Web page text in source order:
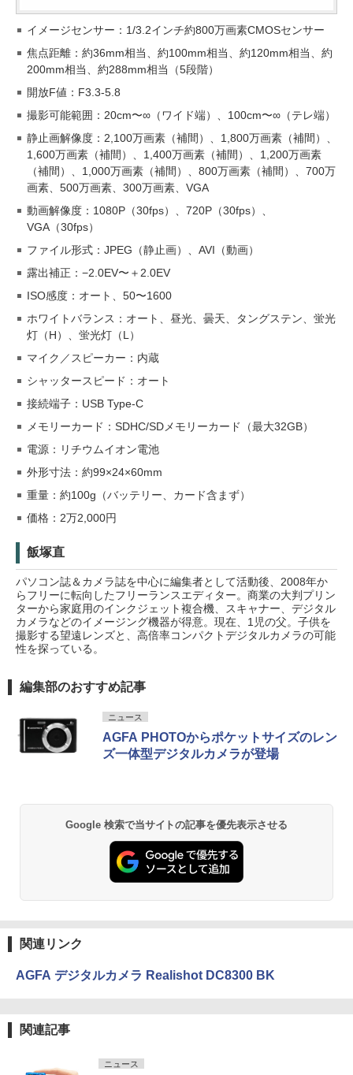
イメージセンサー：1/3.2インチ約800万画素CMOSセンサー
焦点距離：約36mm相当、約100mm相当、約120mm相当、約
200mm相当、約288mm相当（5段階）
開放F値：F3.3-5.8
撮影可能範囲：20cm〜∞（ワイド端）、100cm〜∞（テレ端）
静止画解像度：2,100万画素（補間）、1,800万画素（補間）、
1,600万画素（補間）、1,400万画素（補間）、1,200万画素
（補間）、1,000万画素（補間）、800万画素（補間）、700万
画素、500万画素、300万画素、VGA
動画解像度：1080P（30fps）、720P（30fps）、
VGA（30fps）
ファイル形式：JPEG（静止画）、AVI（動画）
露出補正：−2.0EV〜＋2.0EV
ISO感度：オート、50〜1600
ホワイトバランス：オート、昼光、曇天、タングステン、蛍光
灯（H）、蛍光灯（L）
マイク／スピーカー：内蔵
シャッタースピード：オート
接続端子：USB Type-C
メモリーカード：SDHC/SDメモリーカード（最大32GB）
電源：リチウムイオン電池
外形寸法：約99×24×60mm
重量：約100g（バッテリー、カード含まず）
価格：2万2,000円
飯塚直
パソコン誌＆カメラ誌を中心に編集者として活動後、2008年か
らフリーに転向したフリーランスエディター。商業の大判プリン
ターから家庭用のインクジェット複合機、スキャナー、デジタル
カメラなどのイメージング機器が得意。現在、1児の父。子供を
撮影する望遠レンズと、高倍率コンパクトデジタルカメラの可能
性を探っている。
編集部のおすすめ記事
ニュース
AGFA PHOTOからポケットサイズのレン
ズ一体型デジタルカメラが登場
Google 検索で当サイトの記事を優先表示させる
関連リンク
AGFA デジタルカメラ Realishot DC8300 BK
関連記事
ニュース